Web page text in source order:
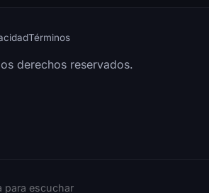
Términos
derechos reservados.
para escuchar